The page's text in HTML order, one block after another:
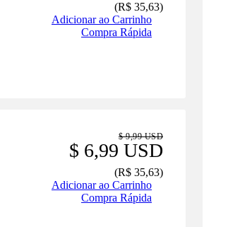
(R$ 35,63)
Adicionar ao Carrinho
Compra Rápida
$ 9,99 USD
$ 6,99 USD
(R$ 35,63)
Adicionar ao Carrinho
Compra Rápida